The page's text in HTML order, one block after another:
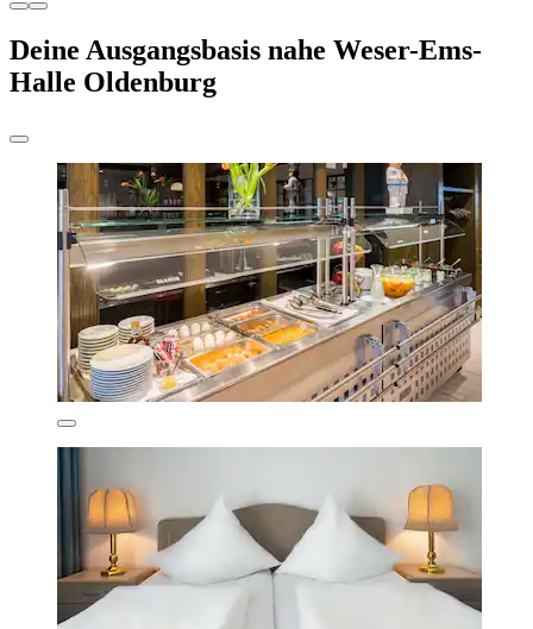
Deine Ausgangsbasis nahe Weser-Ems-
Halle Oldenburg